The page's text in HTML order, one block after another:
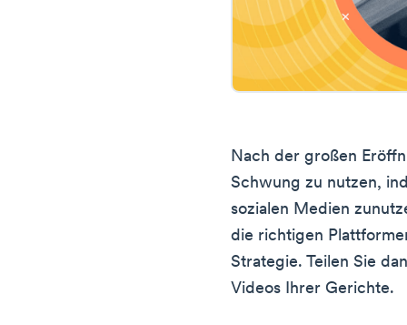
Nach der großen
Schwung zu nutzen,
sozialen Medien
die richtigen
Strategie. Teilen Sie
Videos Ihrer Gerichte.